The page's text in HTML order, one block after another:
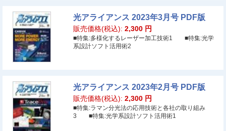
光アライアンス 2023年3月号 PDF版
販売価格(税込): 2,300 円
■特集:多様化するレーザー加工技術1 ■特集:光学
系設計ソフト活用術2
光アライアンス 2023年2月号 PDF版
販売価格(税込): 2,300 円
■特集:ラマン分光法の応用技術と各社の取り組み
3 ■特集:光学系設計ソフト活用術1